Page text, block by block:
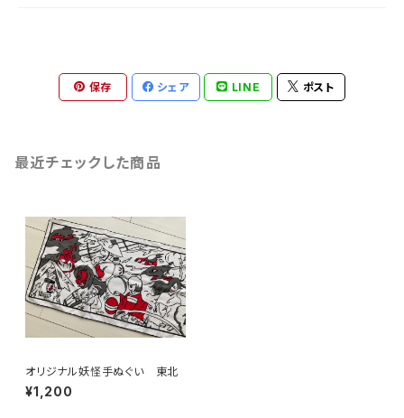
保存 シェア LINE ポスト
最近チェックした商品
オリジナル妖怪手ぬぐい 東北
¥1,200